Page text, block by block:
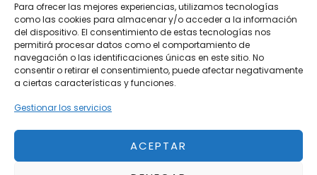
Para ofrecer las mejores experiencias, utilizamos tecnologías
como las cookies para almacenar y/o acceder a la información
del dispositivo. El consentimiento de estas tecnologías nos
permitirá procesar datos como el comportamiento de
navegación o las identificaciones únicas en este sitio. No
consentir o retirar el consentimiento, puede afectar negativamente
a ciertas características y funciones.
Gestionar los servicios
ACEPTAR
autoClássico Porto 2026
Del 02/10/2026 al 05/10/2026
Del 02/10/2026 al 05/10/2026